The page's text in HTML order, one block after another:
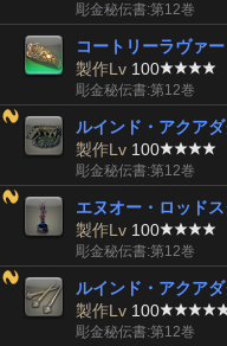
彫金秘伝書:第12巻
コートリーラヴァ
製作Lv 100
彫金秘伝書:第12巻
ルインド・アクアダ
製作Lv 100
彫金秘伝書:第12巻
エヌオー・ロッド
製作Lv 100
彫金秘伝書:第12巻
ルインド・アクア
製作Lv 100
彫金秘伝書:第12巻